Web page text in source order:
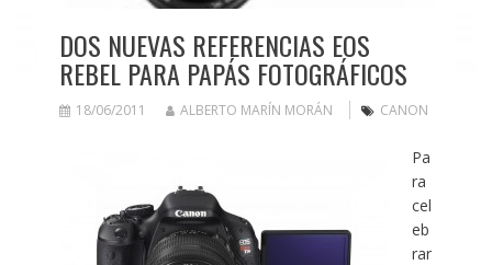
DOS NUEVAS REFERENCIAS EOS
REBEL PARA PAPÁS FOTOGRÁFICOS
18/06/2011 ALBERTO MARÍN MORÁN CANON
Pa
ra
cel
eb
rar